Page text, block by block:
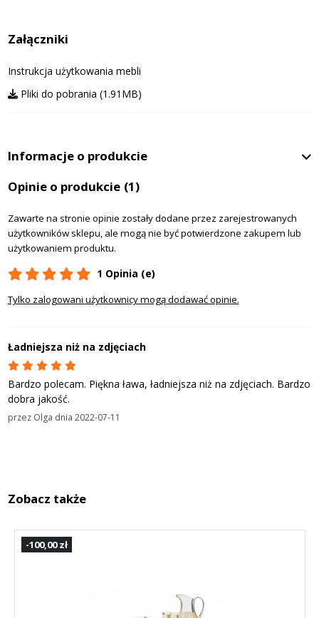
Załączniki
Instrukcja użytkowania mebli
Pliki do pobrania (1.91MB)
Informacje o produkcie
Opinie o produkcie (1)
Zawarte na stronie opinie zostały dodane przez zarejestrowanych
użytkowników sklepu, ale mogą nie być potwierdzone zakupem lub
użytkowaniem produktu.
1 Opinia (e)
Tylko zalogowani użytkownicy mogą dodawać opinie.
Ładniejsza niż na zdjęciach
Bardzo polecam. Piękna ława, ładniejsza niż na zdjęciach. Bardzo
dobra jakość.
przez Olga dnia 2022-07-11
Zobacz także
-100,00 zł